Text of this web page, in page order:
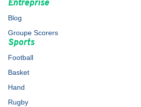
Entreprise
Blog
Groupe Scorers
Sports
Football
Basket
Hand
Rugby